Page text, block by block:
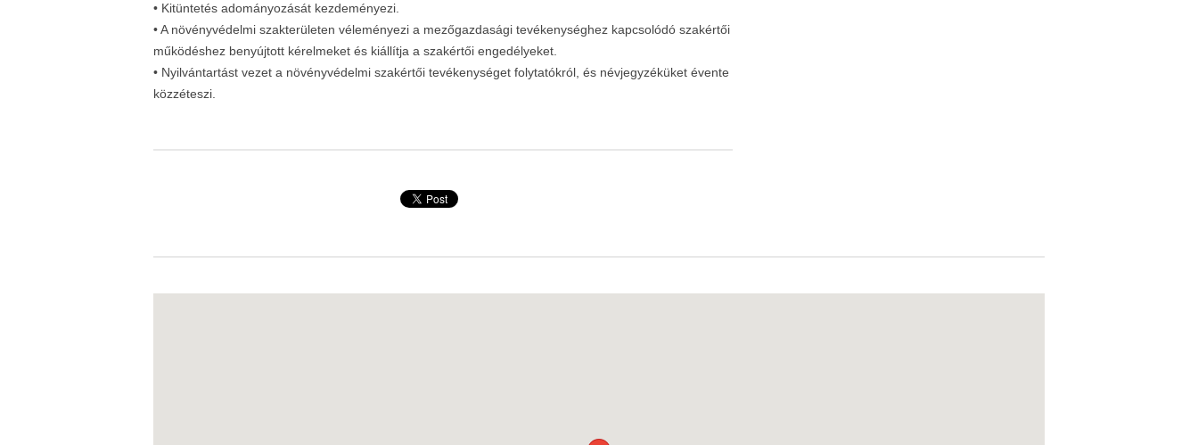
• Kitüntetés adományozását kezdeményezi.
• A növényvédelmi szakterületen véleményezi a mezőgazdasági tevékenységhez kapcsolódó szakértői
működéshez benyújtott kérelmeket és kiállítja a szakértői engedélyeket.
• Nyilvántartást vezet a növényvédelmi szakértői tevékenységet folytatókról, és névjegyzéküket évente
közzéteszi.